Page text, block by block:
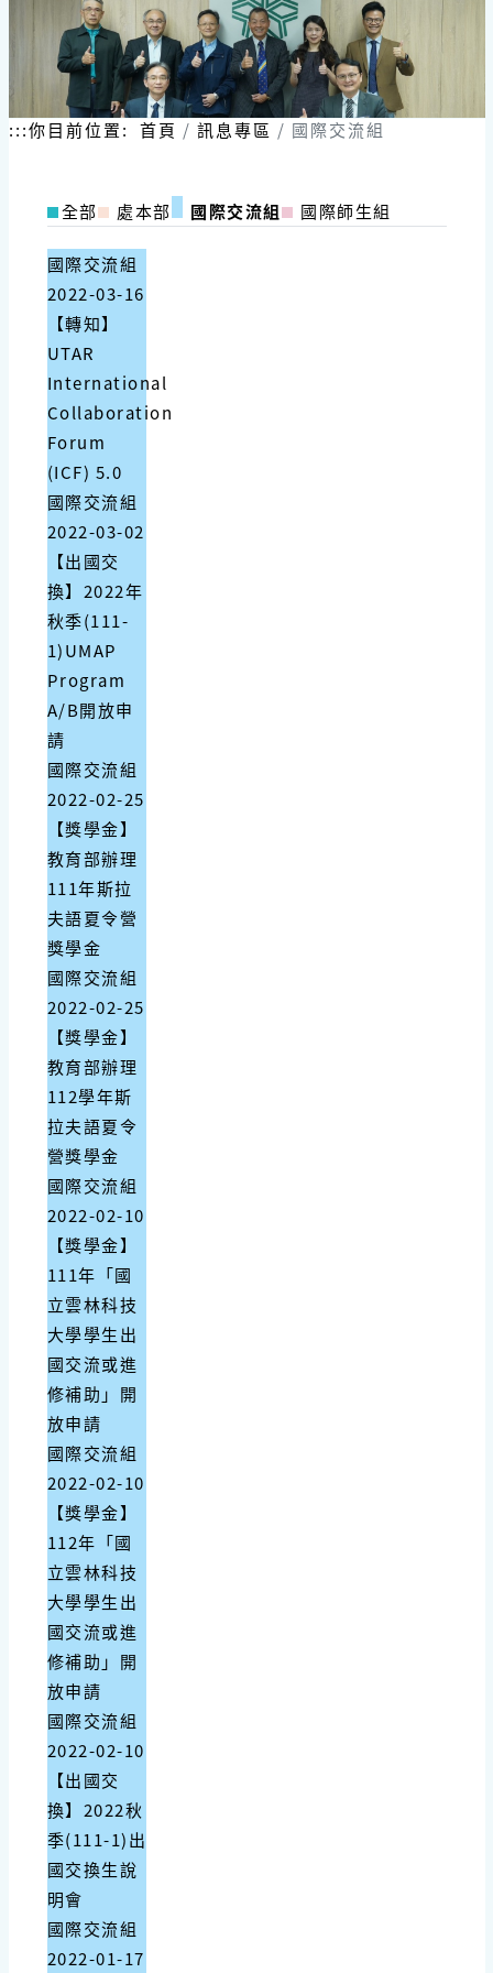
:::你目前位置: 首頁 訊息專區 國際交流組
全部 處本部 國際交流組 國際師生組
國際交流組
2022-03-16
【轉知】
UTAR
International
Collaboration
Forum
(ICF) 5.0
國際交流組
2022-03-02
【出國交
換】2022年
秋季(111-
1)UMAP
Program
A/B開放申
請
國際交流組
2022-02-25
【獎學金】
教育部辦理
111年斯拉
夫語夏令營
獎學金
國際交流組
2022-02-25
【獎學金】
教育部辦理
112學年斯
拉夫語夏令
營獎學金
國際交流組
2022-02-10
【獎學金】
111年「國
立雲林科技
大學學生出
國交流或進
修補助」開
放申請
國際交流組
2022-02-10
【獎學金】
112年「國
立雲林科技
大學學生出
國交流或進
修補助」開
放申請
國際交流組
2022-02-10
【出國交
換】2022秋
季(111-1)出
國交換生說
明會
國際交流組
2022-01-17